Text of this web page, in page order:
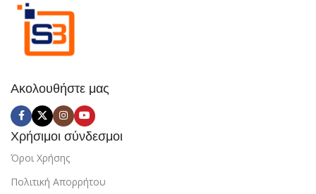
Ακολουθήστε μας
Χρήσιμοι σύνδεσμοι
Όροι Χρήσης
Πολιτική Απορρήτου